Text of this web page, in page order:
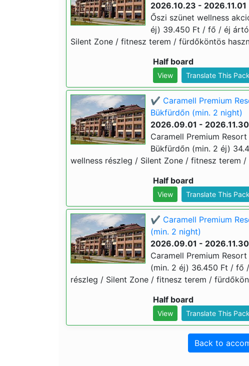
2026.10.23 - 2026.11.01
Őszi szünet wellness
éj) 39.450 Ft / fő / éj
Silent Zone / fitnesz terem / fürdőköntös
Half board
View Translate This
✔️ Caramell Premium
Bükfürdőn (min. 2 night)
2026.09.01 - 2026.11.30
Caramell Premium
Bükfürdőn (min. 2 éj)
wellness részleg / Silent Zone / fitnesz terem
Half board
View Translate This
✔️ Caramell Premium
(min. 2 night)
2026.09.01 - 2026.11.30
Caramell Premium
(min. 2 éj) 36.450 Ft / fő
részleg / Silent Zone / fitnesz terem /
Half board
View Translate This
Back to